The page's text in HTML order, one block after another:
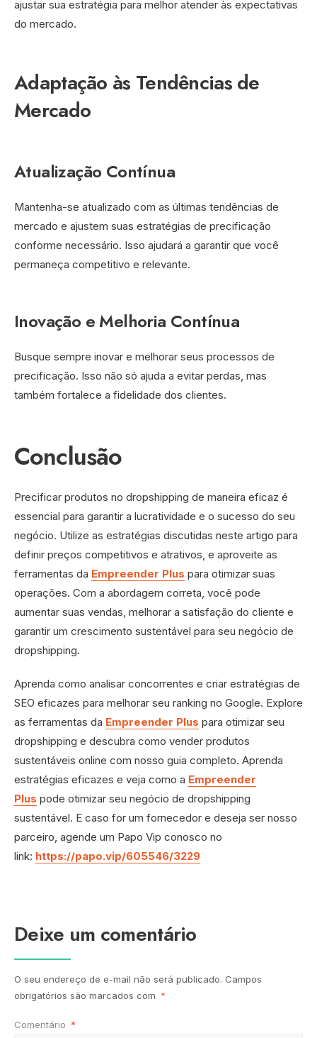
ajustar sua estratégia para melhor atender às expectativas
do mercado.
Adaptação às Tendências de
Mercado
Atualização Contínua
Mantenha-se atualizado com as últimas tendências de
mercado e ajustem suas estratégias de precificação
conforme necessário. Isso ajudará a garantir que você
permaneça competitivo e relevante.
Inovação e Melhoria Contínua
Busque sempre inovar e melhorar seus processos de
precificação. Isso não só ajuda a evitar perdas, mas
também fortalece a fidelidade dos clientes.
Conclusão
Precificar produtos no dropshipping de maneira eficaz é
essencial para garantir a lucratividade e o sucesso do seu
negócio. Utilize as estratégias discutidas neste artigo para
definir preços competitivos e atrativos, e aproveite as
ferramentas da Empreender Plus para otimizar suas
operações. Com a abordagem correta, você pode
aumentar suas vendas, melhorar a satisfação do cliente e
garantir um crescimento sustentável para seu negócio de
dropshipping.
Aprenda como analisar concorrentes e criar estratégias de
SEO eficazes para melhorar seu ranking no Google. Explore
as ferramentas da Empreender Plus para otimizar seu
dropshipping e descubra como vender produtos
sustentáveis online com nosso guia completo. Aprenda
estratégias eficazes e veja como a Empreender
Plus pode otimizar seu negócio de dropshipping
sustentável. E caso for um fornecedor e deseja ser nosso
parceiro, agende um Papo Vip conosco no
link: https://papo.vip/605546/3229
Deixe um comentário
O seu endereço de e-mail não será publicado. Campos
obrigatórios são marcados com *
Comentário *